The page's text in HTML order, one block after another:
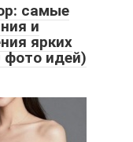
самые
и
ярких
фото идей)